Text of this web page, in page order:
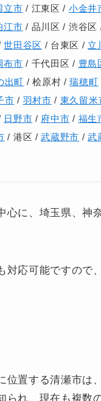
立市 / 江東区 / 小金井
江市 / 品川区 / 渋谷
世田谷区 / 台東区 / 立
布市 / 千代田区 / 豊島
出町 / 桧原村 /瑞穂町
市 / 羽村市 / 東久留米
日野市 / 府中市 / 福生
/ 港区 /武蔵野市 /武
心に、埼玉県、神
対応可能ですので
位置する清瀬市は
られ、現在も複数